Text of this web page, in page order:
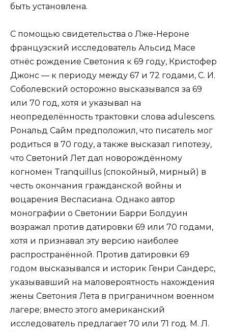
быть установлена.
С помощью свидетельства о Лже-Нероне
французский исследователь Альсид Масе
отнёс рождение Светония к 69 году, Кристофер
Джонс — к периоду между 67 и 72 годами, С. И.
Соболевский осторожно высказывался за 69
или 70 год, хотя и указывал на
неопределённость трактовки слова adulescens.
Рональд Сайм предположил, что писатель мог
родиться в 70 году, а также высказал гипотезу,
что Светоний Лет дал новорождённому
когномен Tranquillus (спокойный, мирный) в
честь окончания гражданской войны и
воцарения Веспасиана. Однако автор
монографии о Светонии Барри Болдуин
возражал против датировки 69 или 70 годами,
хотя и признавал эту версию наиболее
распространённой. Против датировки 69
годом высказывался и историк Генри Сандерс,
указывавший на маловероятность нахождения
жены Светония Лета в приграничном военном
лагере; вместо этого американский
исследователь предлагает 70 или 71 год. М. Л.